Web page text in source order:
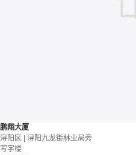
鹏翔大厦
浔阳区 | 浔阳九龙街林业局旁
写字楼